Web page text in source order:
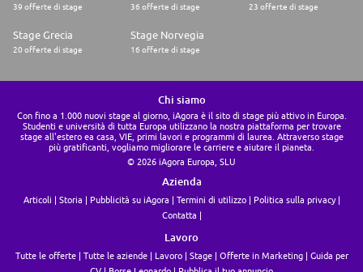
39 offerte di stage 36 offerte di stage 23 offerte di stage
Stage Grecia
20 offerte di stage
Stage Norvegia
16 offerte di stage
Chi siamo
Con fino a 1.000 nuovi stage al giorno, iAgora è il sito di stage più attivo in Europa.
Studenti e università di tutta Europa utilizzano la nostra piattaforma per trovare
stage all'estero ea casa, VIE, primi lavori e programmi di laurea. Attraverso stage
più gratificanti, vogliamo migliorare le carriere e aiutare il pianeta.
© 2026 iAgora Europa, SLU
Azienda
Articoli Storia Pubblicità su iAgora Termini di utilizzo
Politica sulla privacy
Contatta
Lavoro
Tutte le offerte Tutte le aziende Lavoro Stage Offerte in Marketing
Guida per